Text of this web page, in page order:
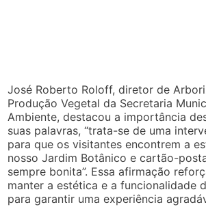
José Roberto Roloff, diretor de
Produção Vegetal da Secretaria
Ambiente, destacou a importância
suas palavras, “trata-se de uma
para que os visitantes encontrem a
nosso Jardim Botânico e cartão-
sempre bonita”. Essa afirmação
manter a estética e a funcionalidade
para garantir uma experiência